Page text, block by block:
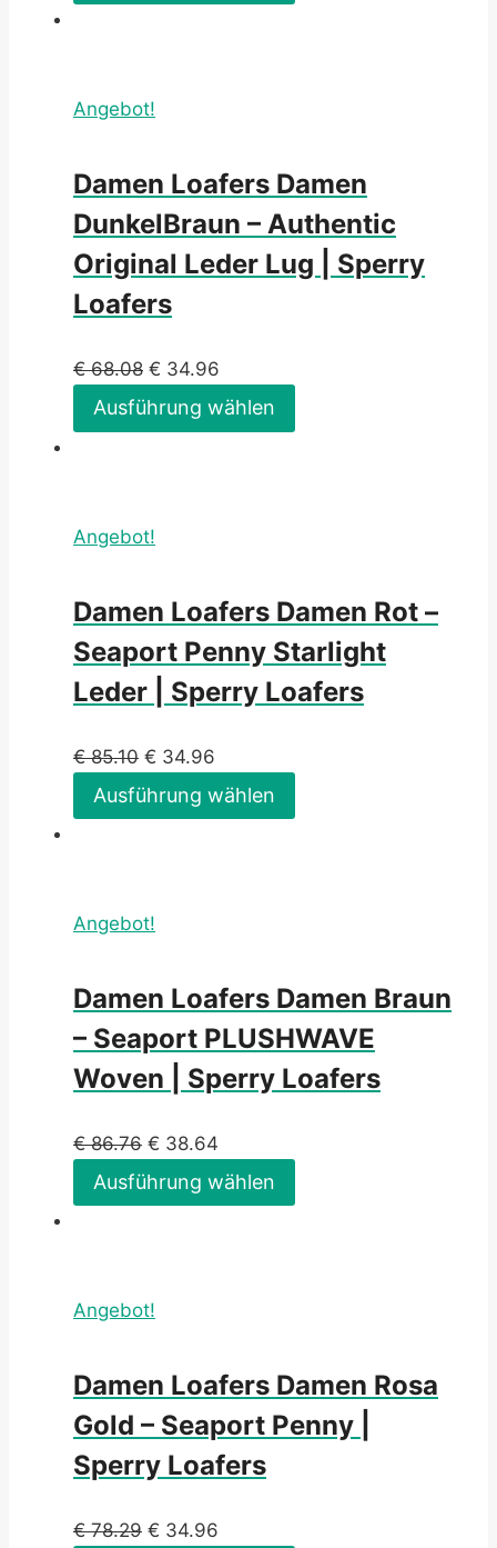
Angebot!
Damen Loafers Damen
DunkelBraun – Authentic
Original Leder Lug | Sperry
Loafers
€68.08 € 34.96
Ausführung wählen
Angebot!
Damen Loafers Damen Rot –
Seaport Penny Starlight
Leder | Sperry Loafers
€85.10 € 34.96
Ausführung wählen
Angebot!
Damen Loafers Damen Braun
– Seaport PLUSHWAVE
Woven | Sperry Loafers
€86.76 € 38.64
Ausführung wählen
Angebot!
Damen Loafers Damen Rosa
Gold – Seaport Penny |
Sperry Loafers
€78.29 € 34.96